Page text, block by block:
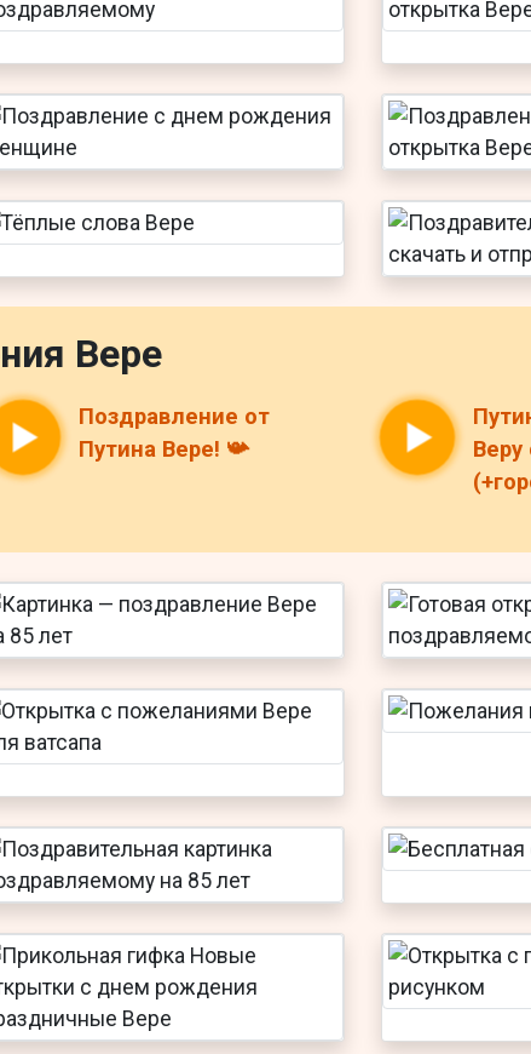
Вере
Поздравление от
Путина Вере! 📯